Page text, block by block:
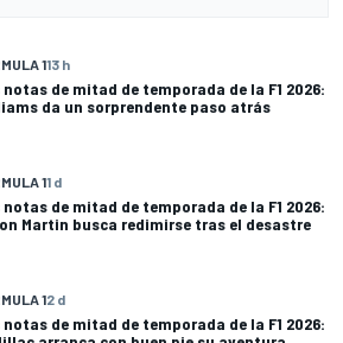
113 h
notas de mitad de temporada de la F1 2026:
da un sorprendente paso atrás
11 d
notas de mitad de temporada de la F1 2026:
Martin busca redimirse tras el desastre
12 d
notas de mitad de temporada de la F1 2026: